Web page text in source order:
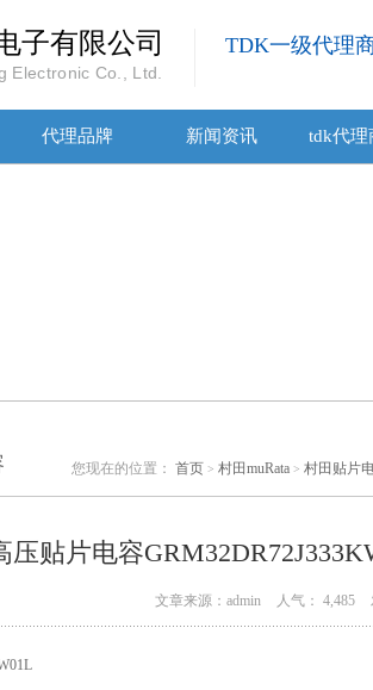
子有限公司
Electronic Co., Ltd.
TDK一级代理
代理品牌 新闻资讯 tdk代理
您现在的位置： 首页 > 村田muRata > 村田贴片
压贴片电容
文章来源：admin 人气： 4,485